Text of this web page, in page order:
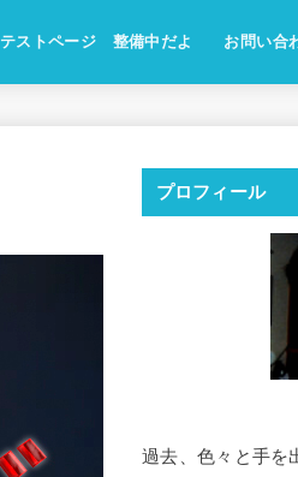
テストページ 整備中だよ お問い合
プロフィール
過去、色々と手を